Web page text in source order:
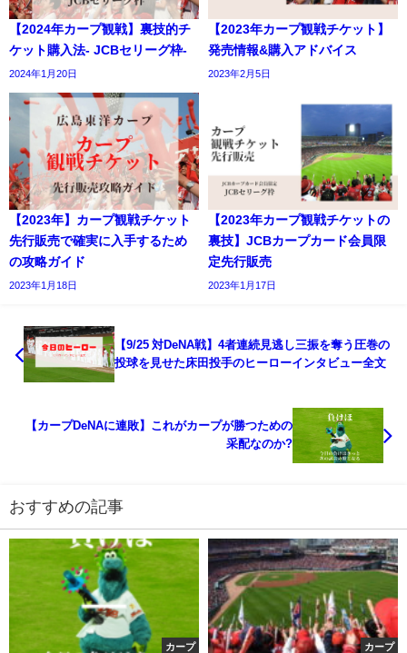
【2024年カープ観戦】裏技的チ
ケット購入法- JCBセリーグ枠-
2024年1月20日
【2023年カープ観戦チケット】
発売情報&購入アドバイス
2023年2月5日
【2023年】カープ観戦チケット
先行販売で確実に入手するため
の攻略ガイド
2023年1月18日
【2023年カープ観戦チケットの
裏技】JCBカープカード会員限
定先行販売
2023年1月17日
【9/25 対DeNA戦】4者連続見逃し三振を奪う圧巻の
投球を見せた床田投手のヒーローインタビュー全文
【カープDeNAに連敗】これがカープが勝つための
采配なのか?
おすすめの記事
カープ カープ